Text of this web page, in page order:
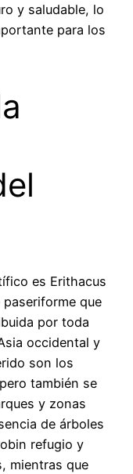
y saludable, lo
para los
es Erithacus
paseriforme que
por toda
occidental y
son los
también se
y zonas
de árboles
refugio y
mientras que